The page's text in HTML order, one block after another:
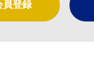
員登録